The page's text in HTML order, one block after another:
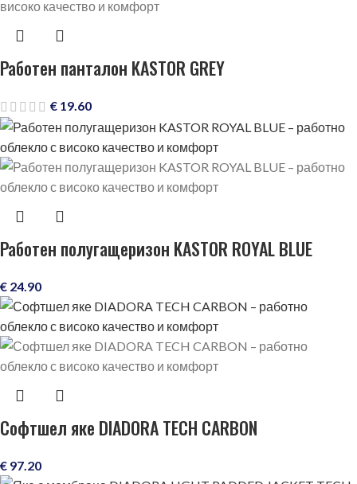
Работен панталон KASTOR GREY
€ 19.60
Работен полугащеризон KASTOR ROYAL BLUE
€ 24.90
Софтшел яке DIADORA TECH CARBON
€ 97.20